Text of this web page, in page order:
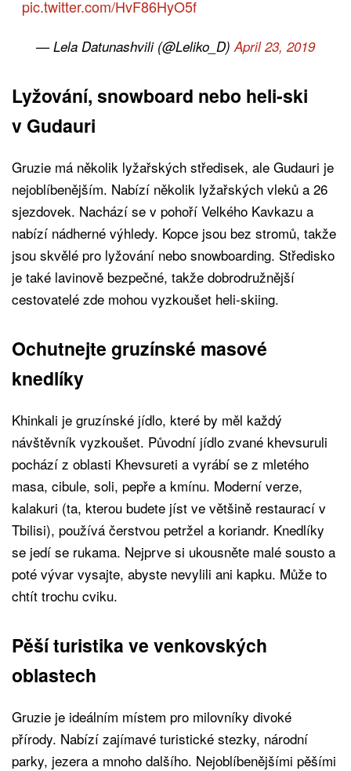
pic.twitter.com/HvF86HyO5f
— Lela Datunashvili (@Leliko_D) April 23, 2019
Lyžování, snowboard nebo heli-ski
v Gudauri
Gruzie má několik lyžařských středisek, ale Gudauri je
nejoblíbenějším. Nabízí několik lyžařských vleků a 26
sjezdovek. Nachází se v pohoří Velkého Kavkazu a
nabízí nádherné výhledy. Kopce jsou bez stromů, takže
jsou skvělé pro lyžování nebo snowboarding. Středisko
je také lavinově bezpečné, takže dobrodružnější
cestovatelé zde mohou vyzkoušet heli-skiing.
Ochutnejte gruzínské masové
knedlíky
Khinkali je gruzínské jídlo, které by měl každý
návštěvník vyzkoušet. Původní jídlo zvané khevsuruli
pochází z oblasti Khevsureti a vyrábí se z mletého
masa, cibule, soli, pepře a kmínu. Moderní verze,
kalakuri (ta, kterou budete jíst ve většině restaurací v
Tbilisi), používá čerstvou petržel a koriandr. Knedlíky
se jedí se rukama. Nejprve si ukousněte malé sousto a
poté vývar vysajte, abyste nevylili ani kapku. Může to
chtít trochu cviku.
Pěší turistika ve venkovských
oblastech
Gruzie je ideálním místem pro milovníky divoké
přírody. Nabízí zajímavé turistické stezky, národní
parky, jezera a mnoho dalšího. Nejoblíbenějšími pěšími